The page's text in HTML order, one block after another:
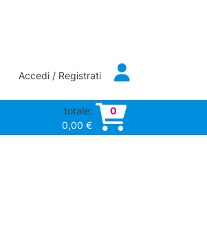
Accedi / Registrati
totale:
0,00 €
0